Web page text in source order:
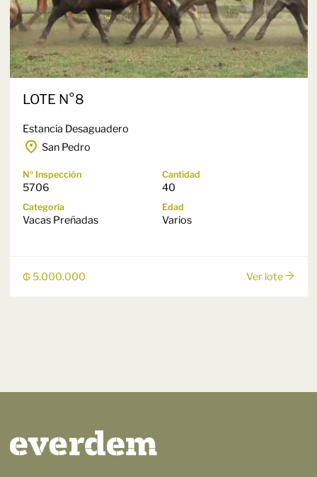
LOTE N°8
Estancia Desaguadero
San Pedro
Nº Inspección
5706
Cantidad
40
Categoría
Vacas Preñadas
Edad
Varios
₲ 5.000.000 Ver lote